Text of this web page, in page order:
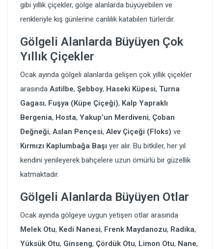
gibi yıllık çiçekler, gölge alanlarda büyüyebilen ve
renkleriyle kış günlerine canlılık katabilen türlerdir.
Gölgeli Alanlarda Büyüyen Çok
Yıllık Çiçekler
Ocak ayında gölgeli alanlarda gelişen çok yıllık çiçekler
arasında Astilbe, Şebboy, Haseki Küpesi, Turna
Gagası, Fuşya (Küpe Çiçeği), Kalp Yapraklı
Bergenia, Hosta, Yakup’un Merdiveni, Çoban
Değneği, Aslan Pençesi, Alev Çiçeği (Floks) ve
Kırmızı Kaplumbağa Başı yer alır. Bu bitkiler, her yıl
kendini yenileyerek bahçelere uzun ömürlü bir güzellik
katmaktadır.
Gölgeli Alanlarda Büyüyen Otlar
Ocak ayında gölgeye uygun yetişen otlar arasında
Melek Otu, Kedi Nanesi, Frenk Maydanozu, Radika,
Yüksük Otu, Ginseng, Çördük Otu, Limon Otu, Nane,